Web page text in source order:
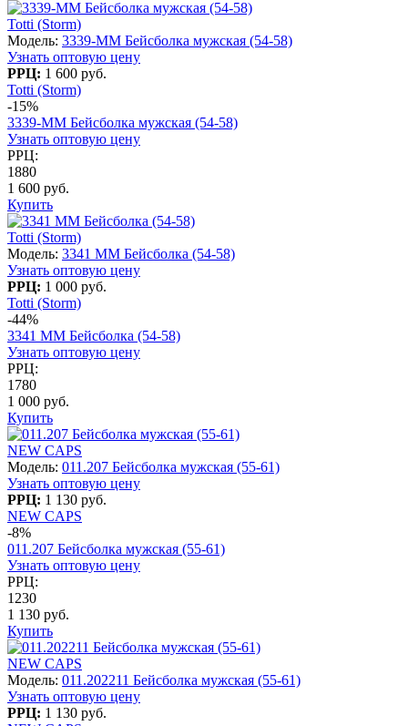
Totti (Storm)
Модель: 3339-MM Бейсболка мужская (54-58)
Узнать оптовую цену
РРЦ: 1 600 руб.
Totti (Storm)
-15%
3339-MM Бейсболка мужская (54-58)
Узнать оптовую цену
РРЦ:
1880
1 600 руб.
Купить
Totti (Storm)
Модель: 3341 MM Бейсболка (54-58)
Узнать оптовую цену
РРЦ: 1 000 руб.
Totti (Storm)
-44%
3341 MM Бейсболка (54-58)
Узнать оптовую цену
РРЦ:
1780
1 000 руб.
Купить
NEW CAPS
Модель: 011.207 Бейсболка мужская (55-61)
Узнать оптовую цену
РРЦ: 1 130 руб.
NEW CAPS
-8%
011.207 Бейсболка мужская (55-61)
Узнать оптовую цену
РРЦ:
1230
1 130 руб.
Купить
NEW CAPS
Модель: 011.202211 Бейсболка мужская (55-61)
Узнать оптовую цену
РРЦ: 1 130 руб.